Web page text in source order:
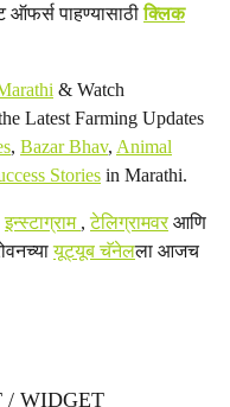
ऑफर्स पाहण्यासाठीक्लिक
& Watch
Latest Farming Updates
, Bazar Bhav, Animal
Stories in Marathi.
इन्स्टाग्राम ,टेलिग्रामवरआणि
यूट्यूब चॅनेलला आजच
/ WIDGET